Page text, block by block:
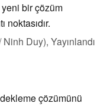
bir çözüm
Ninh Duy), Yayınlandı
çözümünü